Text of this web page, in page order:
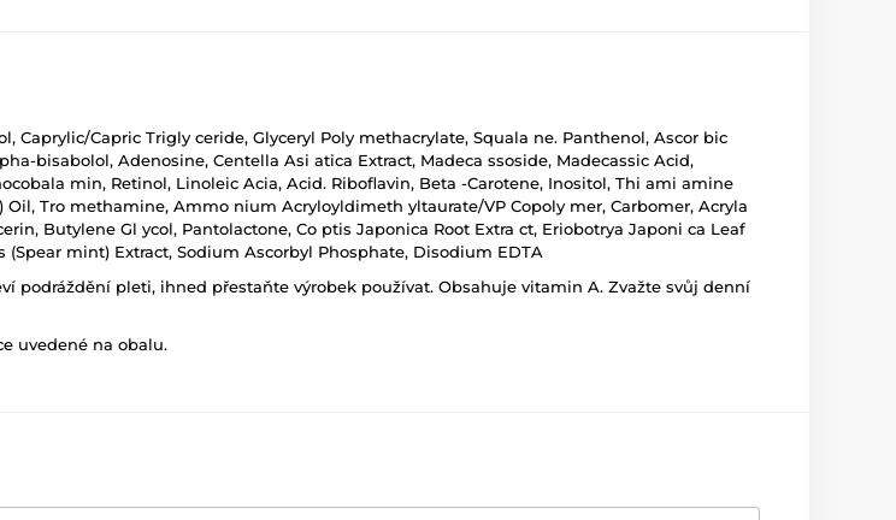
Caprylic/Capric Trigly ceride, Glyceryl Poly methacrylate, Squala ne. Panthenol, Ascor bic
bisabolol, Adenosine, Centella Asi atica Extract, Madeca ssoside, Madecassic Acid,
min, Retinol, Linoleic Acia, Acid. Riboflavin, Beta -Carotene, Inositol, Thi ami amine
Oil, Tro methamine, Ammo nium Acryloyldimeth yltaurate/VP Copoly mer, Carbomer, Acryla
Butylene Gl ycol, Pantolactone, Co ptis Japonica Root Extra ct, Eriobotrya Japoni ca Leaf
mint) Extract, Sodium Ascorbyl Phosphate, Disodium EDTA
podráždění pleti, ihned přestaňte výrobek používat. Obsahuje vitamin A. Zvažte svůj denní
uvedené na obalu.